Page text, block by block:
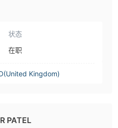
状态
在职
Kingdom)
PATEL